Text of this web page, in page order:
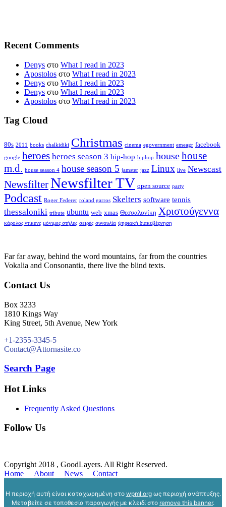
Recent Comments
Denys στο What I read in 2023
Apostolos στο What I read in 2023
Denys στο What I read in 2023
Denys στο What I read in 2023
Apostolos στο What I read in 2023
Tag Cloud
80s 2011 books chalkidiki Christmas cinema egovernment emeagr facebook
google heroes heroes season 3 hip-hop hiphop househouse
m.d. house season 4 house season 5 jamster jazz Linux live Newscast
NewsfilterNewsfilter TV open source party
Podcast Roger Federer roland garros Skelters software tennis
thessaloniki tribute ubuntu web xmas Θεσσαλονίκη Χριστούγεννα
κάρολος ντίκενς μόνιμες στήλες σειρές συναυλία ψηφιακή διακυβέρνηση
Far far away, behind the word mountains, far from the countries
Vokalia and Consonantia, there live the blind texts.
Contact Us
Box 3233
1810 Kings Way
King Street, 5th Avenue, New York
+1-2355-3345-5
Contact@Attornasite.co
Search Page
Hot Links
Frequently Asked Questions
Follow Us
Copyright 2018 , GoodLayers. All Right Reserved.
Home
About News Contact
Η περιοχή αυτή είναι καταχωρημένη στο wpml.orgως περιοχή ανάπτυξης.
Μεταβείτε σε τοποθεσία παραγωγής με κλειδί στο remove this banner.